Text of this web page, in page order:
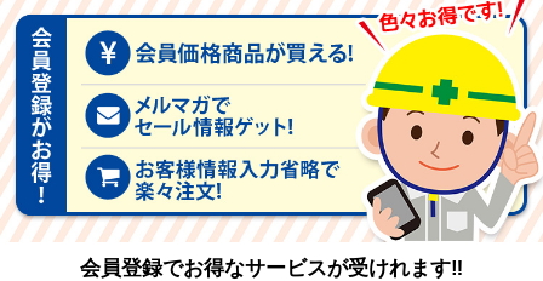
会員登録でお得なサービスが受けれます‼